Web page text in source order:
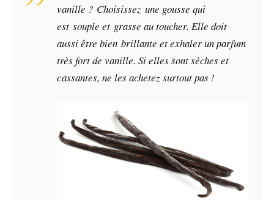
vanille ? Choisissez une gousse qui
est souple et grasse au toucher. Elle doit
aussi être bien brillante et exhaler un parfum
très fort de vanille. Si elles sont sèches et
cassantes, ne les achetez surtout pas !